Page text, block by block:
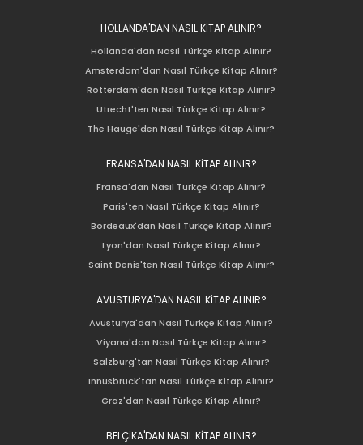
HOLLANDA'DAN NASIL KİTAP ALINIR?
Hollanda'dan Nasıl Türkçe Kitap Alınır?
Amsterdam'dan Nasıl Türkçe Kitap Alınır?
Rotterdam'dan Nasıl Türkçe Kitap Alınır?
Utrecht'ten Nasıl Türkçe Kitap Alınır?
The Hauge'den Nasıl Türkçe Kitap Alınır?
FRANSA'DAN NASIL KİTAP ALINIR?
Fransa'dan Nasıl Türkçe Kitap Alınır?
Paris'ten Nasıl Türkçe Kitap Alınır?
Bordeaux'dan Nasıl Türkçe Kitap Alınır?
Lyon'dan Nasıl Türkçe Kitap Alınır?
Saint Denis'ten Nasıl Türkçe Kitap Alınır?
AVUSTURYA'DAN NASIL KİTAP ALINIR?
Avusturya'dan Nasıl Türkçe Kitap Alınır?
Viyana'dan Nasıl Türkçe Kitap Alınır?
Salzburg'tan Nasıl Türkçe Kitap Alınır?
Innusbruck'tan Nasıl Türkçe Kitap Alınır?
Graz'dan Nasıl Türkçe Kitap Alınır?
BELÇİKA'DAN NASIL KİTAP ALINIR?